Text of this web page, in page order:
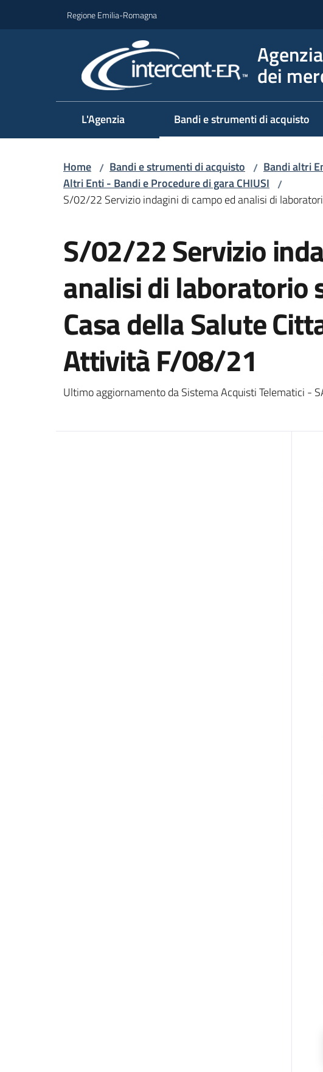
Regione Emilia-Romagna
dei
L'Agenzia Bandi e strumenti di acquisto
Home / Bandi e strumenti di acquisto / Bandi altri
Altri Enti - Bandi e Procedure di gara CHIUSI /
S/02/22 Servizio indagini di campo ed analisi di
S/02/22 Servizio
analisi di laboratorio
Casa della Salute
Attività F/08/21
Ultimo aggiornamento da Sistema Acquisti Telematici -